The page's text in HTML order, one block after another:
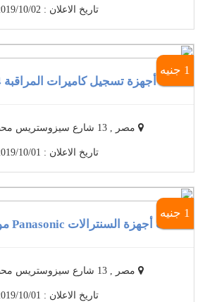
تاريخ الاعلان : 2019/10/02
1 جنيه
أجهزة تسجيل كاميرات المراقبة 4 CH 5MP ..
مصر , 13 شارع سيزوستريس محطه الرمل ..
تاريخ الاعلان : 2019/10/01
1 جنيه
أحدث أجهزة السنترالات Panasonic موديل KX-TES82 ..
مصر , 13 شارع سيزوستريس محطه الرمل ..
تاريخ الاعلان : 2019/10/01